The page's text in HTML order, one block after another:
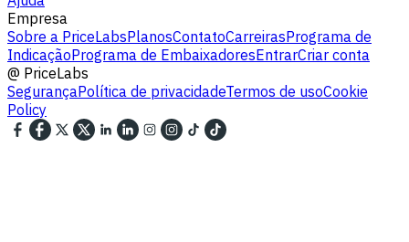
Empresa
Sobre a PriceLabsPlanosContatoCarreirasPrograma de
IndicaçãoPrograma de EmbaixadoresEntrarCriar conta
@ PriceLabs
SegurançaPolítica de privacidadeTermos de usoCookie
Policy